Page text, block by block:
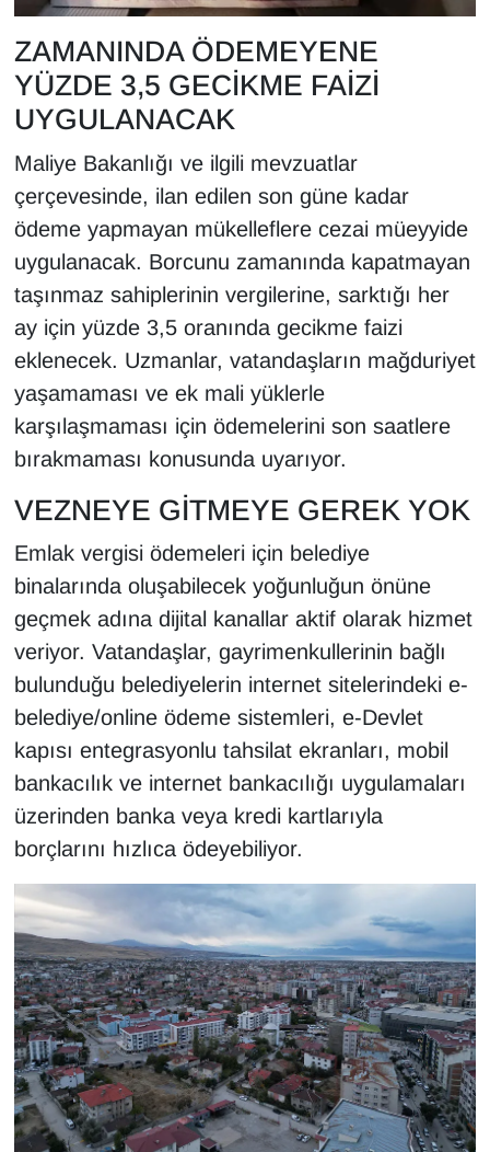
ZAMANINDA ÖDEMEYENE
YÜZDE 3,5 GECİKME FAİZİ
UYGULANACAK
Maliye Bakanlığı ve ilgili mevzuatlar
çerçevesinde, ilan edilen son güne kadar
ödeme yapmayan mükelleflere cezai müeyyide
uygulanacak. Borcunu zamanında kapatmayan
taşınmaz sahiplerinin vergilerine, sarktığı her
ay için yüzde 3,5 oranında gecikme faizi
eklenecek. Uzmanlar, vatandaşların mağduriyet
yaşamaması ve ek mali yüklerle
karşılaşmaması için ödemelerini son saatlere
bırakmaması konusunda uyarıyor.
VEZNEYE GİTMEYE GEREK YOK
Emlak vergisi ödemeleri için belediye
binalarında oluşabilecek yoğunluğun önüne
geçmek adına dijital kanallar aktif olarak hizmet
veriyor. Vatandaşlar, gayrimenkullerinin bağlı
bulunduğu belediyelerin internet sitelerindeki e-
belediye/online ödeme sistemleri, e-Devlet
kapısı entegrasyonlu tahsilat ekranları, mobil
bankacılık ve internet bankacılığı uygulamaları
üzerinden banka veya kredi kartlarıyla
borçlarını hızlıca ödeyebiliyor.
RÖPORTAJ
SAĞLIK
Seri İlan
Sinema - TV
SİYASET
SPOR
TEBRİK
TEKNOLOJİ
Turizm
VAN'DA SPOR
Vasıta
YEREL